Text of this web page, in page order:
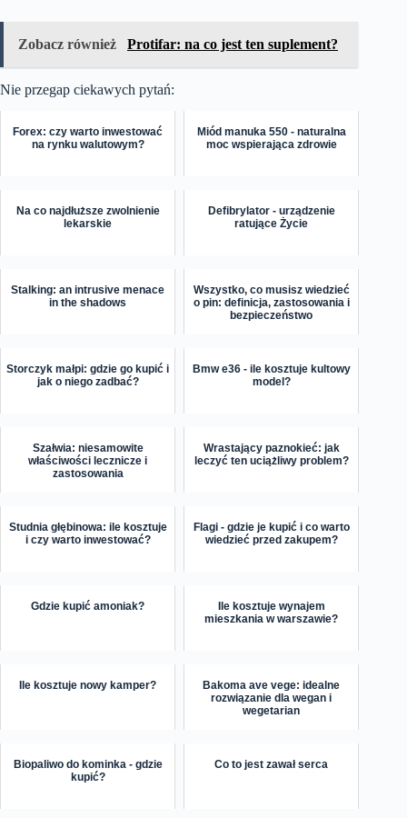
Zobacz również Protifar: na co jest ten suplement?
Nie przegap ciekawych pytań:
Forex: czy warto inwestować
na rynku walutowym?
Miód manuka 550 - naturalna
moc wspierająca zdrowie
Na co najdłuższe zwolnienie
lekarskie
Defibrylator - urządzenie
ratujące Życie
Stalking: an intrusive menace
in the shadows
Wszystko, co musisz wiedzieć
o pin: definicja, zastosowania i
bezpieczeństwo
Storczyk małpi: gdzie go kupić i
jak o niego zadbać?
Bmw e36 - ile kosztuje kultowy
model?
Szałwia: niesamowite
właściwości lecznicze i
zastosowania
Wrastający paznokieć: jak
leczyć ten uciążliwy problem?
Studnia głębinowa: ile kosztuje
i czy warto inwestować?
Flagi - gdzie je kupić i co warto
wiedzieć przed zakupem?
Gdzie kupić amoniak?
Ile kosztuje wynajem
mieszkania w warszawie?
Ile kosztuje nowy kamper?
Bakoma ave vege: idealne
rozwiązanie dla wegan i
wegetarian
Biopaliwo do kominka - gdzie
kupić?
Co to jest zawał serca